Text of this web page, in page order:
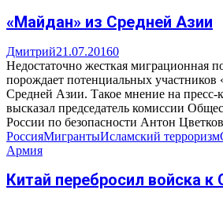
«Майдан» из Средней Азии
Дмитрий21.07.20160
Недостаточно жесткая миграционная
порождает потенциальных участников
Средней Азии. Такое мнение на
высказал председатель комиссии
России по безопасности Антон
РоссияМигрантыИсламский терроризм
Армия
Китай перебросил войска к